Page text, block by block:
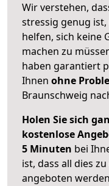
Wir verstehen,
stressig genug
helfen, sich keine
machen zu
haben garantiert
Ihnen ohne
Braunschweig
Holen Sie sich
kostenlose
5 Minuten bei
ist, dass all dies
angeboten